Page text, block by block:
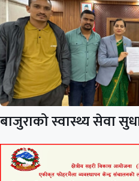
बाजुराको स्वास्थ्य सेवा